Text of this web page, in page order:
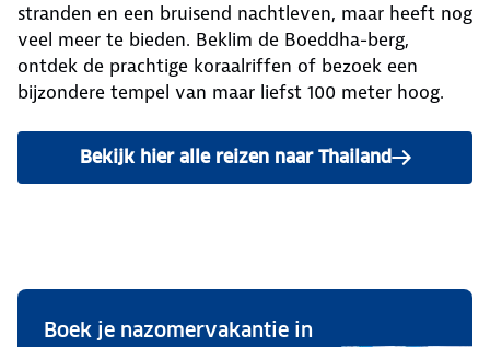
stranden en een bruisend nachtleven, maar heeft nog
veel meer te bieden. Beklim de Boeddha-berg,
ontdek de prachtige koraalriffen of bezoek een
bijzondere tempel van maar liefst 100 meter hoog.
Bekijk hier alle reizen naar Thailand
Boek je nazomervakantie in